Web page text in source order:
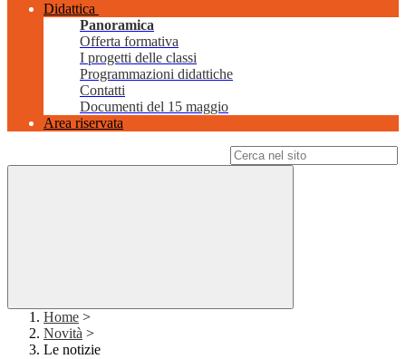
Didattica
Panoramica
Offerta formativa
I progetti delle classi
Programmazioni didattiche
Contatti
Documenti del 15 maggio
Area riservata
Home >
Novità >
Le notizie